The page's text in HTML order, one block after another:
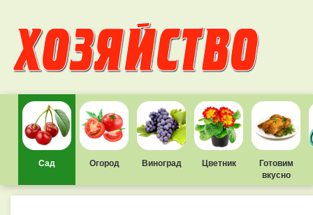
Сад Огород Виноград Цветник
Готовим
вкусно